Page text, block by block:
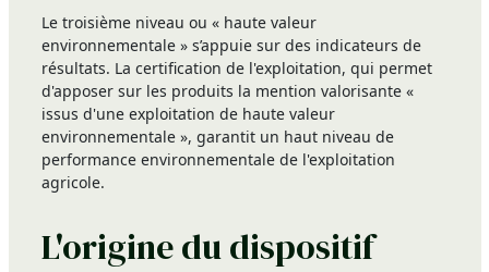
Le troisième niveau ou « haute valeur
environnementale » s’appuie sur des indicateurs de
résultats. La certification de l'exploitation, qui permet
d'apposer sur les produits la mention valorisante «
issus d'une exploitation de haute valeur
environnementale », garantit un haut niveau de
performance environnementale de l'exploitation
agricole.
L'origine du dispositif